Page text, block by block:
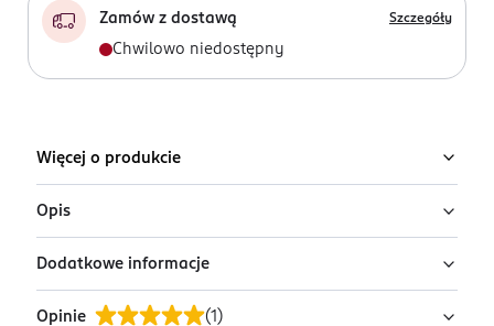
Zamów z dostawą Szczegóły
Chwilowo niedostępny
Więcej o produkcie
Opis
Uwaga: wysyłamy losowy wariant!
Produkt występuje w różnych wariantach i pakowany
Dodatkowe informacje
PRODUCENT/PODMIOT ODPOWIEDZIALNY
Opinie (1 )